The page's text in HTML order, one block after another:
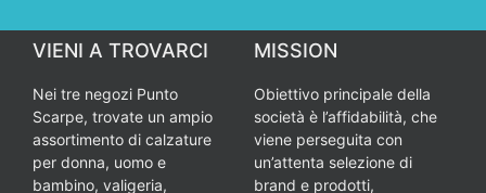
VIENI A TROVARCI
Nei tre negozi Punto
Scarpe, trovate un ampio
assortimento di calzature
per donna, uomo e
bambino, valigeria,
MISSION
Obiettivo principale della
società è l’affidabilità, che
viene perseguita con
un’attenta selezione di
brand e prodotti,